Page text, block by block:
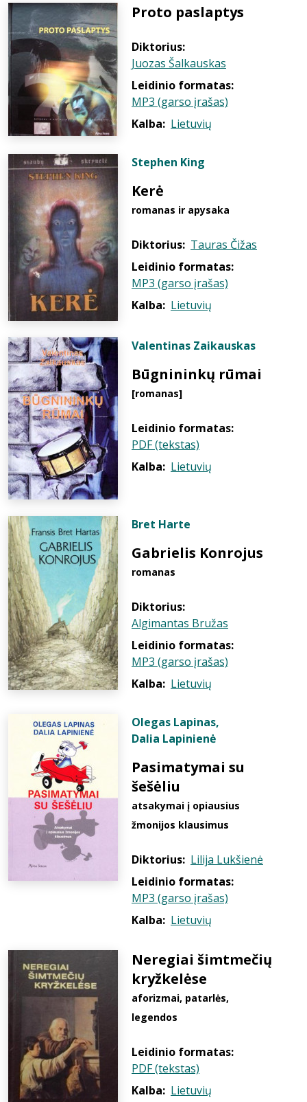
Proto paslaptys
Diktorius:
Juozas Šalkauskas
Leidinio formatas:
MP3 (garso įrašas)
Kalba: Lietuvių
Stephen King
Kerė
romanas ir apysaka
Diktorius: Tauras Čižas
Leidinio formatas:
MP3 (garso įrašas)
Kalba: Lietuvių
Valentinas Zaikauskas
Būgnininkų rūmai
[romanas]
Leidinio formatas:
PDF (tekstas)
Kalba: Lietuvių
Bret Harte
Gabrielis Konrojus
romanas
Diktorius:
Algimantas Bružas
Leidinio formatas:
MP3 (garso įrašas)
Kalba: Lietuvių
Olegas Lapinas,
Dalia Lapinienė
Pasimatymai su
šešėliu
atsakymai į opiausius
žmonijos klausimus
Diktorius: Lilija Lukšienė
Leidinio formatas:
MP3 (garso įrašas)
Kalba: Lietuvių
Neregiai šimtmečių
kryžkelėse
aforizmai, patarlės,
legendos
Leidinio formatas:
PDF (tekstas)
Kalba: Lietuvių